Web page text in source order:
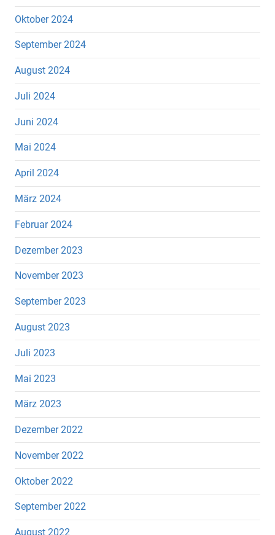
Oktober 2024
September 2024
August 2024
Juli 2024
Juni 2024
Mai 2024
April 2024
März 2024
Februar 2024
Dezember 2023
November 2023
September 2023
August 2023
Juli 2023
Mai 2023
März 2023
Dezember 2022
November 2022
Oktober 2022
September 2022
August 2022